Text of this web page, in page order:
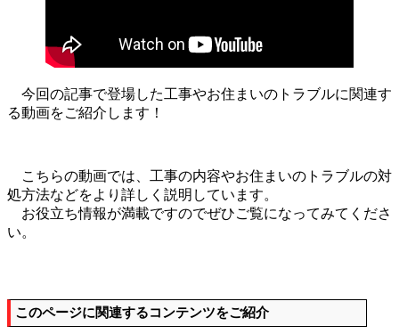
今回の記事で登場した工事やお住まいのトラブルに関連す
る動画をご紹介します！
こちらの動画では、工事の内容やお住まいのトラブルの対
処方法などをより詳しく説明しています。
お役立ち情報が満載ですのでぜひご覧になってみてくださ
い。
このページに関連するコンテンツをご紹介